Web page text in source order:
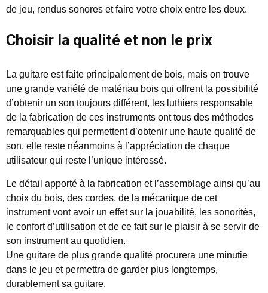
de jeu, rendus sonores et faire votre choix entre les deux.
Choisir la qualité et non le prix
La guitare est faite principalement de bois, mais on trouve
une grande variété de matériau bois qui offrent la possibilité
d’obtenir un son toujours différent, les luthiers responsable
de la fabrication de ces instruments ont tous des méthodes
remarquables qui permettent d’obtenir une haute qualité de
son, elle reste néanmoins à l’appréciation de chaque
utilisateur qui reste l’unique intéressé.
Le détail apporté à la fabrication et l’assemblage ainsi qu’au
choix du bois, des cordes, de la mécanique de cet
instrument vont avoir un effet sur la jouabilité, les sonorités,
le confort d’utilisation et de ce fait sur le plaisir à se servir de
son instrument au quotidien.
Une guitare de plus grande qualité procurera une minutie
dans le jeu et permettra de garder plus longtemps,
durablement sa guitare.